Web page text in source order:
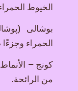
الخيوط
بوشالی
الحمراء
كونج –
من الرائحة.